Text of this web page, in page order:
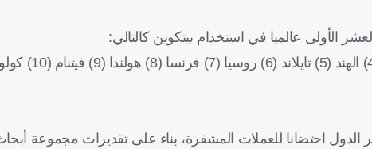
الأولى عالميا في استخدام بيتكوين كالتالي:
10
)